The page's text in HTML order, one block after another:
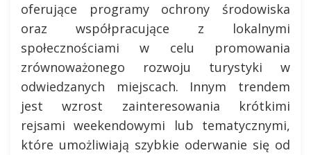
oferujące programy ochrony środowiska
oraz współpracujące z lokalnymi
społecznościami w celu promowania
zrównoważonego rozwoju turystyki w
odwiedzanych miejscach. Innym trendem
jest wzrost zainteresowania krótkimi
rejsami weekendowymi lub tematycznymi,
które umożliwiają szybkie oderwanie się od